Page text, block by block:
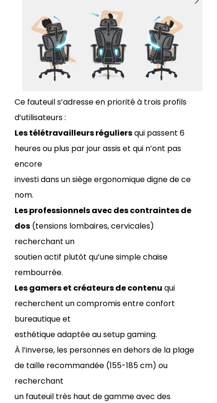
Ce fauteuil s’adresse en priorité à trois profils
d’utilisateurs :
Les télétravailleurs réguliersqui passent 6
heures ou plus par jour assis et qui n’ont pas
encore
investi dans un siège ergonomique digne de ce
nom.
Les professionnels avec des contraintes de
dos (tensions lombaires, cervicales)
recherchant un
soutien actif plutôt qu’une simple chaise
rembourrée.
Les gamers et créateurs de contenu qui
recherchent un compromis entre confort
bureautique et
esthétique adaptée au setup gaming.
À l’inverse, les personnes en dehors de la plage
de taille recommandée (155-185 cm) ou
recherchant
un fauteuil très haut de gamme avec des